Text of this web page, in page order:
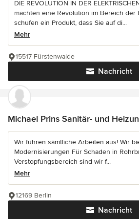
DIE REVOLUTION IN DER
machten eine Revolution im Bereich der
schufen ein Produkt, dass Sie auf di...
Mehr
Nachricht
15517 Fürstenwalde
Michael Prins Sanitär- und
Wir führen sämtliche Arbeiten aus! Wir
Modernisierungen Für Schaden in
Verstopfungsbereich sind wir f...
Mehr
Nachricht
12169 Berlin